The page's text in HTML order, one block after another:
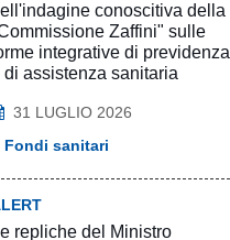
conoscitiva della
Zaffini" sulle
integrative di previdenza
di assistenza sanitaria
31 LUGLIO 2026
Fondi sanitari
repliche del Ministro